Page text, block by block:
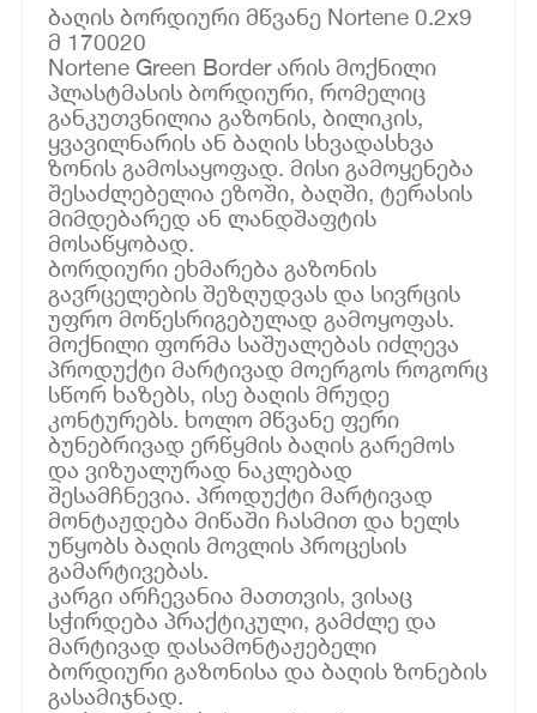
ბაღის ბორდიური მწვანე Nortene 0.2x9
მ 170020
Nortene Green Border არის მოქნილი
პლასტმასის ბორდიური, რომელიც
განკუთვნილია გაზონის, ბილიკის,
ყვავილნარის ან ბაღის სხვადასხვა
ზონის გამოსაყოფად. მისი გამოყენება
შესაძლებელია ეზოში, ბაღში, ტერასის
მიმდებარედ ან ლანდშაფტის
მოსაწყობად.
ბორდიური ეხმარება გაზონის
გავრცელების შეზღუდვას და სივრცის
უფრო მოწესრიგებულად გამოყოფას.
მოქნილი ფორმა საშუალებას იძლევა
პროდუქტი მარტივად მოერგოს როგორც
სწორ ხაზებს, ისე ბაღის მრუდე
კონტურებს. ხოლო მწვანე ფერი
ბუნებრივად ერწყმის ბაღის გარემოს
და ვიზუალურად ნაკლებად
შესამჩნევია. პროდუქტი მარტივად
მონტაჟდება მიწაში ჩასმით და ხელს
უწყობს ბაღის მოვლის პროცესის
გამარტივებას.
კარგი არჩევანია მათთვის, ვისაც
სჭირდება პრაქტიკული, გამძლე და
მარტივად დასამონტაჟებელი
ბორდიური გაზონისა და ბაღის ზონების
გასამიჯნად.